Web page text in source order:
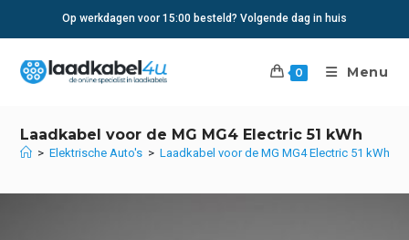
Op werkdagen voor 15:00 besteld? Volgende dag in huis
0 Menu
Laadkabel voor de MG MG4 Electric 51 kWh
> Elektrische Auto's > Laadkabel voor de MG MG4 Electric 51 kWh